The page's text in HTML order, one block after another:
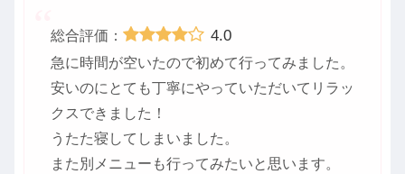
総合評価： 4.0
急に時間が空いたので初めて行ってみました。
安いのにとても丁寧にやっていただいてリラッ
クスできました！
うたた寝してしまいました。
また別メニューも行ってみたいと思います。